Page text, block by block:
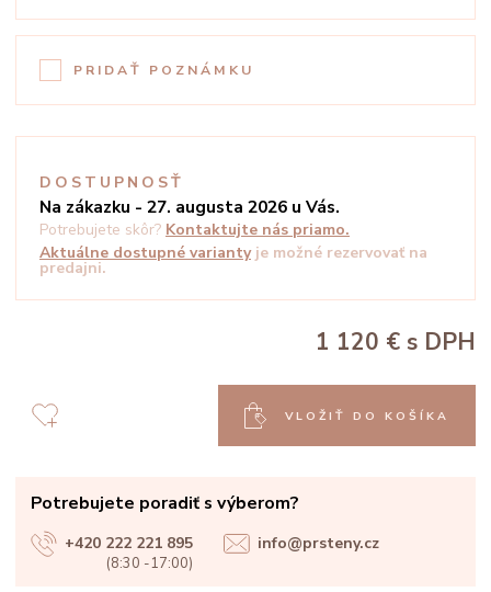
PRIDAŤ POZNÁMKU
DOSTUPNOSŤ
Na zákazku - 27. augusta 2026 u Vás.
Potrebujete skôr? Kontaktujte nás priamo.
Aktuálne dostupné varianty je možné rezervovať na
predajni.
1 120 € s DPH
VLOŽIŤ DO KOŠÍKA
Potrebujete poradiť s výberom?
+420 222 221 895
(8:30 -17:00)
info@prsteny.cz